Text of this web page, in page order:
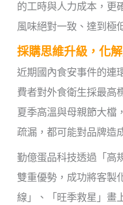
的工時與人力成本，更
風味絕對一致、達到極
採購思維升級，化
近期國內食安事件的連
費者對外食衛生採最高
夏季高溫與母親節大檔
疏漏，都可能對品牌造
勤億蛋品科技透過「高
雙重優勢，成功將客製
線」、「旺季救星」畫